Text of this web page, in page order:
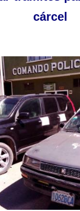
cárcel